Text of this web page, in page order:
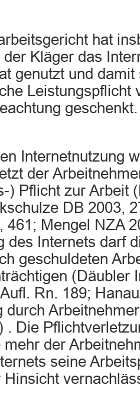
hat
Kläger das
genutzt und damit
Leistungspflicht
geschenkt.
Internetnutzung
der
) Pflicht zur Arbeit
DB 2003,
461; Mengel NZA
des Internets darf
geschuldeten
(Däubler
Rn. 189;
durch
. Die
der
seine
Hinsicht